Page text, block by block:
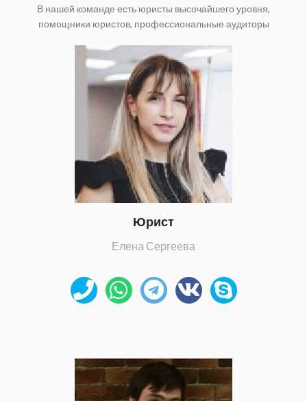
В нашей команде есть юристы высочайшего уровня,
помощники юристов, профессиональные аудиторы
Юрист
Елена Сергеева